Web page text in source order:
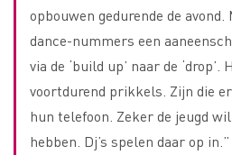
opbouwen gedurende de
dance-nummers een
via de ‘build up’ naar de
voortdurend prikkels. Zijn die
hun telefoon. Zeker de jeugd
hebben. Dj’s spelen daar op